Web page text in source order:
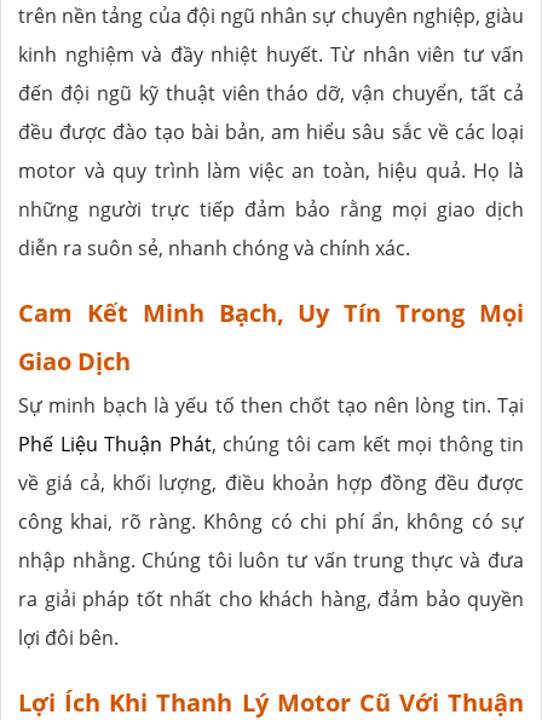
trên nền tảng của đội ngũ nhân sự chuyên nghiệp, giàu
kinh nghiệm và đầy nhiệt huyết. Từ nhân viên tư vấn
đến đội ngũ kỹ thuật viên tháo dỡ, vận chuyển, tất cả
đều được đào tạo bài bản, am hiểu sâu sắc về các loại
motor và quy trình làm việc an toàn, hiệu quả. Họ là
những người trực tiếp đảm bảo rằng mọi giao dịch
diễn ra suôn sẻ, nhanh chóng và chính xác.
Cam Kết Minh Bạch, Uy Tín Trong Mọi
Giao Dịch
Sự minh bạch là yếu tố then chốt tạo nên lòng tin. Tại
Phế Liệu Thuận Phát, chúng tôi cam kết mọi thông tin
về giá cả, khối lượng, điều khoản hợp đồng đều được
công khai, rõ ràng. Không có chi phí ẩn, không có sự
nhập nhằng. Chúng tôi luôn tư vấn trung thực và đưa
ra giải pháp tốt nhất cho khách hàng, đảm bảo quyền
lợi đôi bên.
Lợi Ích Khi Thanh Lý Motor Cũ Với Thuận